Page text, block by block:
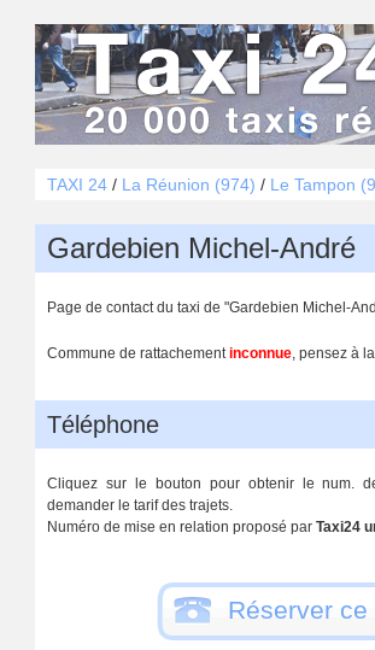
TAXI 24 / La Réunion (974) / Le Tampon
Gardebien Michel-André
Page de contact du taxi de "Gardebien Michel-
Commune de rattachementinconnue, pensez à
Téléphone
Cliquez sur le bouton pour obtenir le num.
demander le tarif des trajets.
Numéro de mise en relation proposé par Taxi24
Réserver ce